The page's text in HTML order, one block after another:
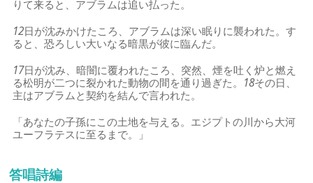
りて来ると、アブラムは追い払った。
12日が沈みかけたころ、アブラムは深い眠りに襲われた。す
ると、恐ろしい大いなる暗黒が彼に臨んだ。
17日が沈み、暗闇に覆われたころ、突然、煙を吐く炉と燃え
る松明が二つに裂かれた動物の間を通り過ぎた。 18その日、
主はアブラムと契約を結んで言われた。
「あなたの子孫にこの土地を与える。エジプトの川から大河
ユーフラテスに至るまで。」
答唱詩編